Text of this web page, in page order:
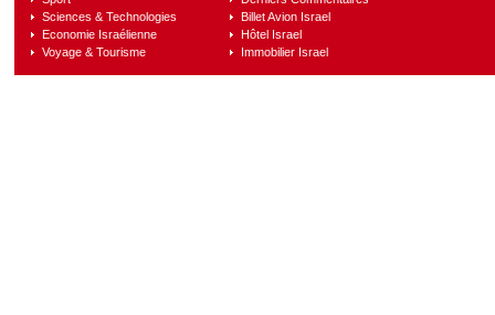
Sciences & Technologies
Economie Israélienne
Voyage & Tourisme
Billet Avion Israel
Hôtel Israel
Immobilier Israel